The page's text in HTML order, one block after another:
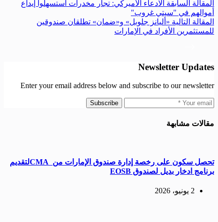
المقالة السابقة الادعاء الأميركي: تجار مخدرات استسهلوا إيداع
أموالهم في "سيتي غروب"
المقالة التالية «أليانز جلوبل» و«ضمان» تطلقان صندوقين
للمستثمرين الأفراد في الإمارات
Newsletter Updates
Enter your email address below and subscribe to our newsletter
Subscribe
مقالات مشابهة
تحصل سكون على رخصة إدارة صندوق الإمارات من CMAلتقديم
برنامج ادخار بديل لصندوق EOSB
2 يونيو، 2026